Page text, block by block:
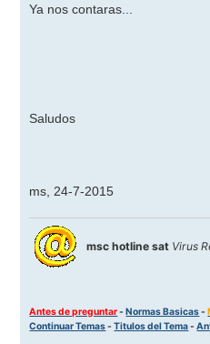
Ya nos contaras...
Saludos
ms, 24-7-2015
msc hotline sat Virus
Antes de preguntar-Normas Basicas-
Continuar Temas-Titulos del Tema-